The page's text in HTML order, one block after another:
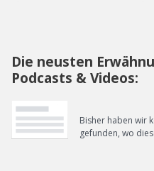
Die neusten
Podcasts & Videos:
Bisher haben wir
gefunden, wo